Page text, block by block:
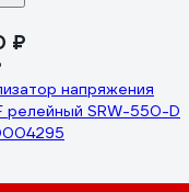
₽
напряжения
релейный SRW-550-D